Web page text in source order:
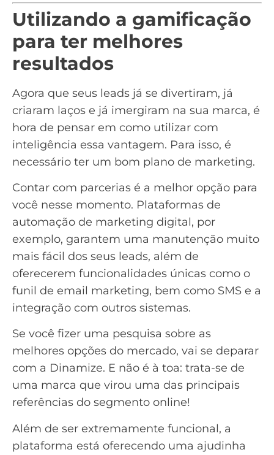
Utilizando a gamificação
para ter melhores
resultados
Agora que seus leads já se divertiram, já
criaram laços e já imergiram na sua marca, é
hora de pensar em como utilizar com
inteligência essa vantagem. Para isso, é
necessário ter um bom plano de marketing.
Contar com parcerias é a melhor opção para
você nesse momento. Plataformas de
automação de marketing digital, por
exemplo, garantem uma manutenção muito
mais fácil dos seus leads, além de
oferecerem funcionalidades únicas como o
funil de email marketing, bem como SMS e a
integração com outros sistemas.
Se você fizer uma pesquisa sobre as
melhores opções do mercado, vai se deparar
com a Dinamize. E não é à toa: trata-se de
uma marca que virou uma das principais
referências do segmento online!
Além de ser extremamente funcional, a
plataforma está oferecendo uma ajudinha